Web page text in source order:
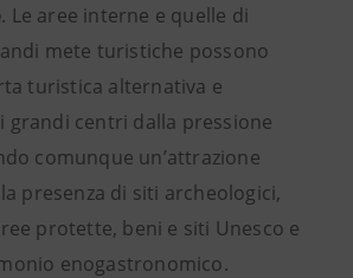
. Le aree interne e quelle di
mete turistiche possono
turistica alternativa e
grandi centri dalla pressione
comunque un’attrazione
presenza di siti archeologici,
protette, beni e siti Unesco e
enogastronomico.